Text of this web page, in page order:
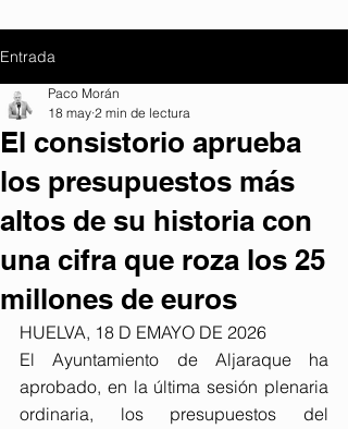
Entrada
El consistorio aprueba
los presupuestos más
altos de su historia con
una cifra que roza los 25
millones de euros
Paco Morán
18 may 2 min de lectura
HUELVA, 18 D EMAYO DE 2026
El Ayuntamiento de Aljaraque ha
aprobado, en la última sesión plenaria
ordinaria, los presupuestos del